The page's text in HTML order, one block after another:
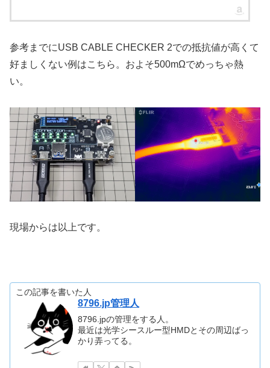
参考までにUSB CABLE CHECKER 2での抵抗値が高くて
好ましくない例はこちら。およそ500mΩでめっちゃ熱
い。
現場からは以上です。
この記事を書いた人
8796.jp管理人
8796.jpの管理をする人。
最近は光学シースルー型HMDとその周辺ばっ
かり弄ってる。